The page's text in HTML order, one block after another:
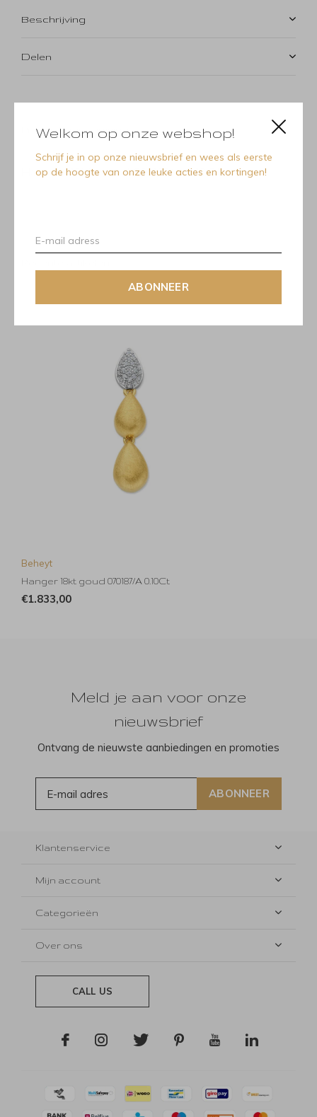
Welkom op onze webshop!
Schrijf je in op onze nieuwsbrief en wees als eerste
op de hoogte van onze leuke acties en kortingen!
ABONNEER
Beschrijving
Delen
Productomschrijving
Hanger 18kt goud 070187/A 0.10Ct.
Beheyt
Hanger 18kt goud 070187/A 0.10Ct
€1.833,00
Meld je aan voor onze
nieuwsbrief
Ontvang de nieuwste aanbiedingen en promoties
ABONNEER
Klantenservice
Mijn account
Categorieën
Over ons
CALL US